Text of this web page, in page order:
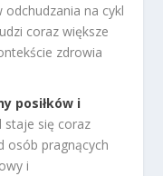
odchudzania na cykl
coraz większe
zdrowia
posiłków i
staje się coraz
osób pragnących
i